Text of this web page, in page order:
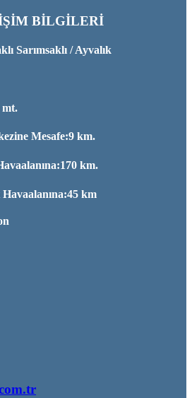
BİLGİLERİ
Sarımsaklı / Ayvalık
mt.
Mesafe:9 km.
km.
km